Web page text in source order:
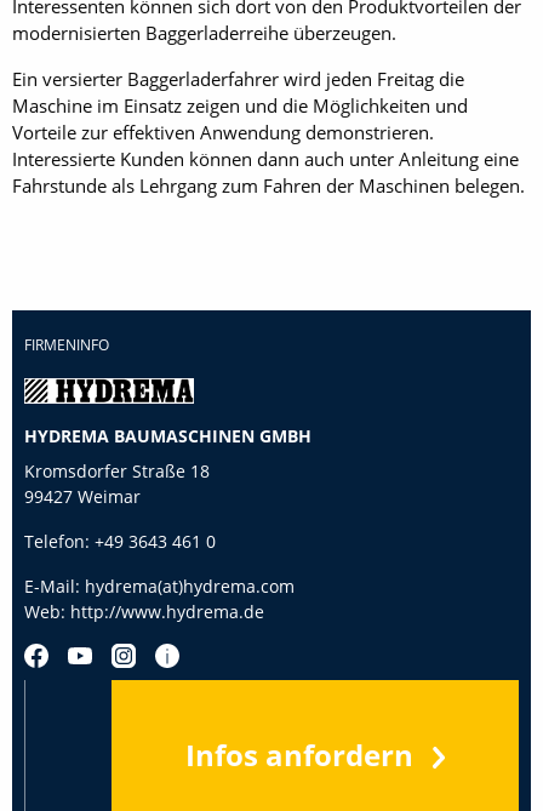
Interessenten können sich dort von den Produktvorteilen der
modernisierten Baggerladerreihe überzeugen.
Ein versierter Baggerladerfahrer wird jeden Freitag die
Maschine im Einsatz zeigen und die Möglichkeiten und
Vorteile zur effektiven Anwendung demonstrieren.
Interessierte Kunden können dann auch unter Anleitung eine
Fahrstunde als Lehrgang zum Fahren der Maschinen belegen.
FIRMENINFO
HYDREMA BAUMASCHINEN GMBH
Kromsdorfer Straße 18
99427 Weimar
Telefon: +49 3643 461 0
E-Mail: hydrema(at)hydrema.com
Web: http://www.hydrema.de
Infos anfordern